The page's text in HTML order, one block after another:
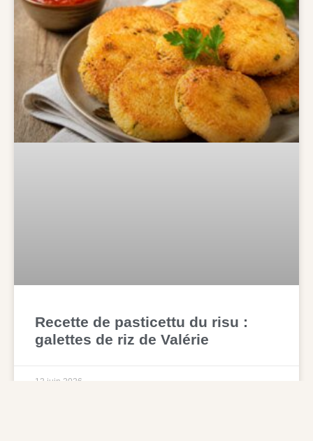
Recette de pasticettu du risu :
galettes de riz de Valérie
12 juin 2026